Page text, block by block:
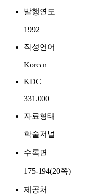
발행연도
1992
작성언어
Korean
KDC
331.000
자료형태
학술저널
수록면
175-194(20쪽)
제공처